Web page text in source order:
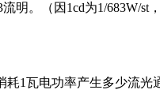
。（因1cd为1/683W/st，
1瓦电功率产生多少流光